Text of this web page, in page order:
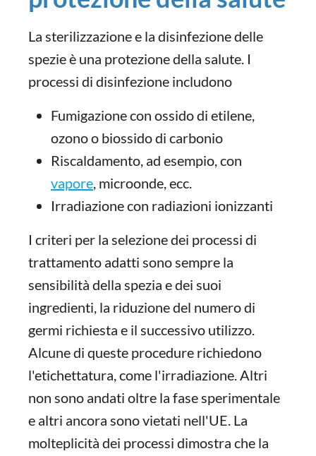
La sterilizzazione e la disinfezione delle
spezie è una protezione della salute. I
processi di disinfezione includono
Fumigazione con ossido di etilene,
ozono o biossido di carbonio
Riscaldamento, ad esempio, con
vapore, microonde, ecc.
Irradiazione con radiazioni ionizzanti
I criteri per la selezione dei processi di
trattamento adatti sono sempre la
sensibilità della spezia e dei suoi
ingredienti, la riduzione del numero di
germi richiesta e il successivo utilizzo.
Alcune di queste procedure richiedono
l'etichettatura, come l'irradiazione. Altri
non sono andati oltre la fase sperimentale
e altri ancora sono vietati nell'UE. La
molteplicità dei processi dimostra che la